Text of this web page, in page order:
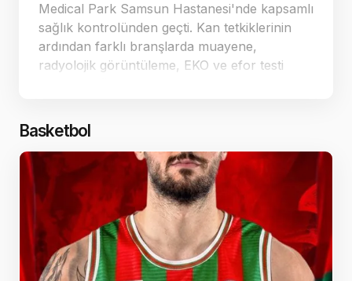
Medical Park Samsun Hastanesi'nde kapsamlı
sağlık kontrolünden geçti. Kan tetkiklerinin
ardından farklı branşlarda muayene,
radyolojik görüntüleme, EKO ve efor testi
belirtildi.
Basketbol